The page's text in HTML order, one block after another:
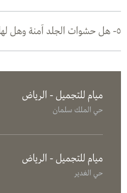
٥- هل حشوات الجلد آمنة وهل لها آثار جانبية؟
ميام للتجميل - الرياض
حي الملك سلمان
ميام للتجميل - الرياض
حي الغدير